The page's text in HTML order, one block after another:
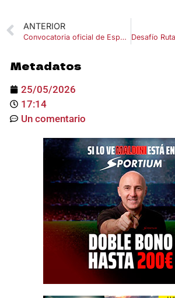
ANTERIOR
Convocatoria oficial de España para el Mundial 2026: lista completa de Luis de la Fuente
Metadatos
25/05/2026
17:14
Un comentario